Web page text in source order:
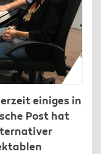
einiges in
Post hat